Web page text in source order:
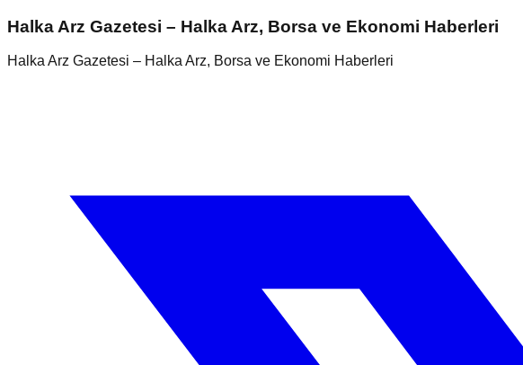
Halka Arz Gazetesi – Halka Arz, Borsa ve Ekonomi Haberleri
Halka Arz Gazetesi – Halka Arz, Borsa ve Ekonomi Haberleri